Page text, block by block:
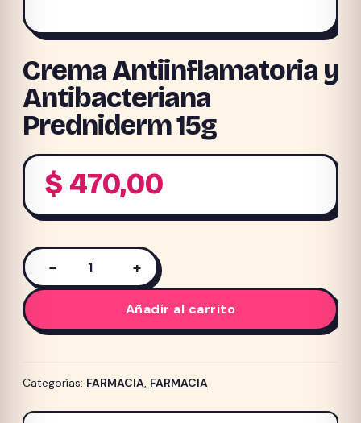
Crema Antiinflamatoria y
Antibacteriana
Predniderm 15g
$ 470,00
Crema
Antiinflamatoria
y
Antibacteriana
15g
− +
Añadir al carrito
Categorías: FARMACIA FARMACIA